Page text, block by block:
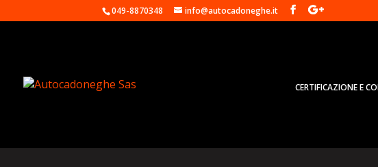
049-8870348 info@autocadoneghe.it
CERTIFICAZIONE E